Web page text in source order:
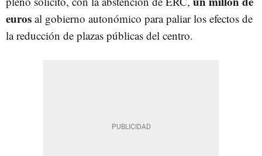
euros al gobierno autonómico para paliar los efectos de
la reducción de plazas públicas del centro.